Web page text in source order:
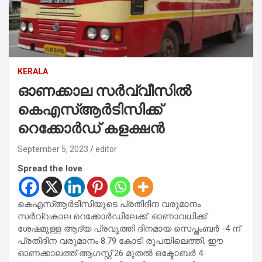
KERALA
ഓണക്കാല സർവ്വീസിൽ
കെഎസ്ആർടിസിക്ക്
റെക്കോർഡ് കളക്ഷൻ
September 5, 2023 editor
Spread the love
കെഎസ്ആർടിസിയുടെ പ്രതിദിന വരുമാനം
സർവ്വകാല റെക്കോർഡിലേക്ക്. ഓണാവധിക്ക്
ശേഷമുള്ള ആദ്യ പ്രവൃത്തി ദിനമായ സെപ്തംബർ -4 ന്
പ്രതിദിന വരുമാനം 8.79 കോടി രൂപയിലെത്തി. ഈ
ഓണക്കാലത്ത് ആഗസ്റ്റ് 26 മുതൽ ഒക്ടോബർ 4